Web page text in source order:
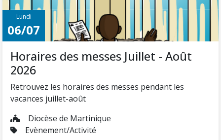
Lundi
06/07
Horaires des messes Juillet - Août
2026
Retrouvez les horaires des messes pendant les
vacances juillet-août
Diocèse de Martinique
Evènement/Activité